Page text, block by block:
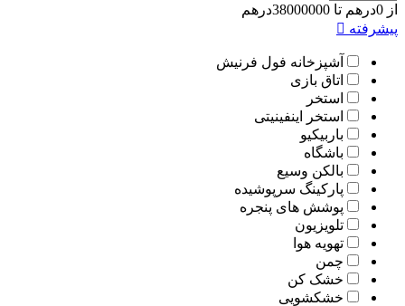
از 0درهم تا 38000000درهم
پیشرفته
آشپزخانه فول فرنیش
اتاق بازی
استخر
استخر اینفینیتی
باربیکیو
باشگاه
بالکن وسیع
پارکینگ سرپوشیده
پوشش های پنجره
تلویزیون
تهویه هوا
چمن
خشک کن
خشکشویی